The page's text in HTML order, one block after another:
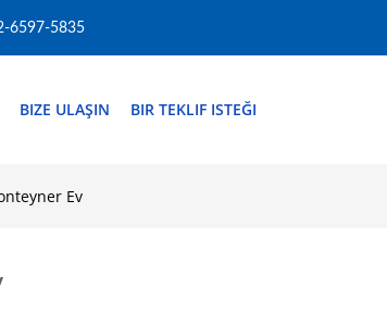
6597-5835
BIZE ULAŞIN BIR TEKLIF ISTEĞI
Ev